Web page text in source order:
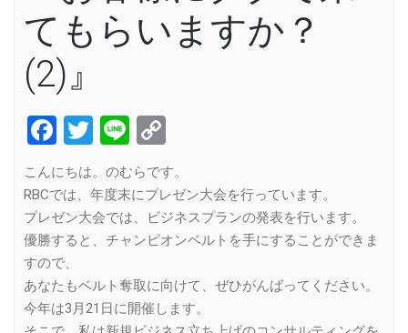
てもらいますか？
(2)』
Facebook
Twitter
Line
Link
こんにちは。のむらです。
RBCでは、年度末にプレゼン大会を行っています。
プレゼン大会では、ビジネスプランの発表を行います。
優勝すると、チャンピオンベルトを手にすることができま
すので、
あなたもベルト奪取に向けて、ぜひがんばってください。
今年は3月21日に開催します。